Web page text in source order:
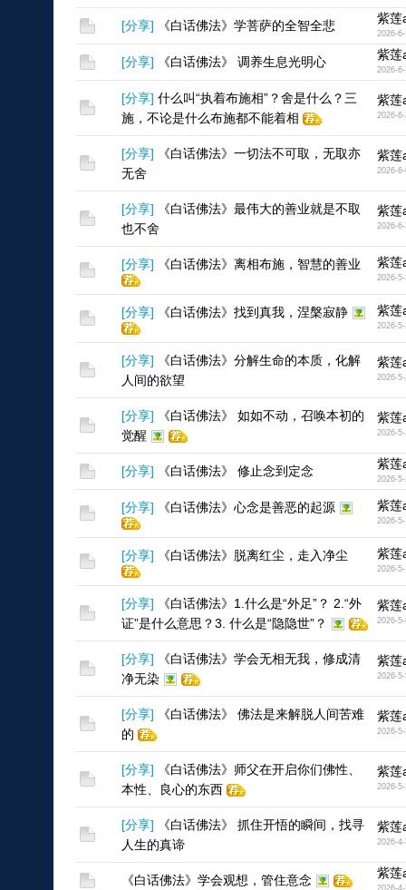
[分享] 《白话佛法》学菩萨的全智全悲 紫莲
2026-
[分享] 《白话佛法》 调养生息光明心 紫莲
2026-
[分享] 什么叫“执着布施相”？舍是什么？三
施，不论是什么布施都不能着相
紫莲
2026-6-
[分享]
《白话佛法》一切法不可取，无取亦
无舍
紫莲
2026-6-
[分享]
《白话佛法》最伟大的善业就是不取
也不舍
紫莲
2026-6-
[分享] 《白话佛法》离相布施，智慧的善业 紫莲
2026-
[分享] 《白话佛法》找到真我，涅槃寂静 紫莲
2026-
[分享]
《白话佛法》分解生命的本质，化解
人间的欲望
紫莲
2026-
[分享]
《白话佛法》 如如不动，召唤本初的
觉醒
紫莲
2026-
[分享] 《白话佛法》 修止念到定念 紫莲
2026-
[分享] 《白话佛法》心念是善恶的起源 紫莲
2026-
[分享] 《白话佛法》脱离红尘，走入净尘 紫莲
2026-5-
[分享]
《白话佛法》1.什么是“外足”？ 2.“外
证”是什么意思？3. 什么是“隐隐世”？
紫莲
2026-5-
[分享]
《白话佛法》学会无相无我，修成清
净无染
紫莲
2026-5-
[分享]
《白话佛法》 佛法是来解脱人间苦难
的
紫莲
2026-5-
[分享]
《白话佛法》师父在开启你们佛性、
本性、良心的东西
紫莲
2026-5-
[分享]
《白话佛法》 抓住开悟的瞬间，找寻
人生的真谛
紫莲
2026-
《白话佛法》学会观想，管住意念 紫莲